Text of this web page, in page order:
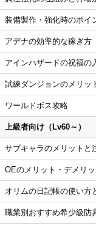
装備製作・強化時のポイ
アデナの効率的な稼ぎ方
アインハザードの祝福の
試練ダンジョンのメリッ
ワールドボス攻略
上級者向け（Lv60～）
サブキャラのメリットと
OEのメリット・デメリッ
オリムの日記帳の使い方
職業別おすすめ希少級防